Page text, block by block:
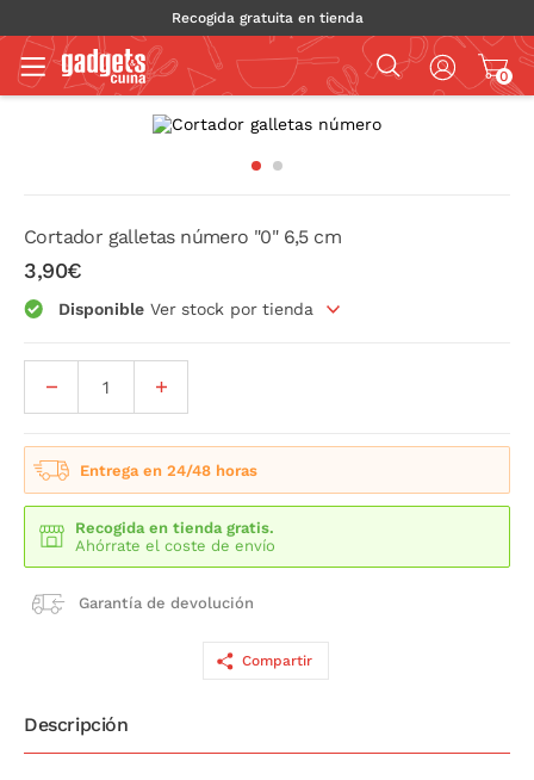
Recogida gratuita en tienda
0
Cortador galletas número "0" 6,5 cm
3,90€
Disponible Ver stock por tienda
Entrega en 24/48 horas
Recogida en tienda gratis.
Ahórrate el coste de envío
Garantía de devolución
Compartir
Descripción